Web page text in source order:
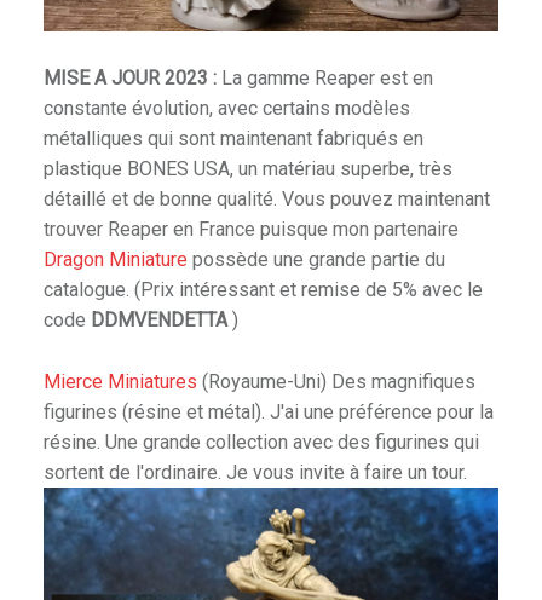
MISE A JOUR 2023 :La gamme Reaper est en
constante évolution, avec certains modèles
métalliques qui sont maintenant fabriqués en
plastique BONES USA, un matériau superbe, très
détaillé et de bonne qualité. Vous pouvez maintenant
trouver Reaper en France puisque mon partenaire
Dragon Miniature possède une grande partie du
catalogue. (Prix intéressant et remise de 5% avec le
code DDMVENDETTA)
Mierce Miniatures (Royaume-Uni) Des magnifiques
figurines (résine et métal). J'ai une préférence pour la
résine. Une grande collection avec des figurines qui
sortent de l'ordinaire. Je vous invite à faire un tour.